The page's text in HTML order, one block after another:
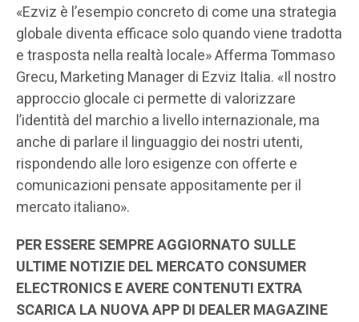
«Ezviz è l’esempio concreto di come una strategia
globale diventa efficace solo quando viene tradotta
e trasposta nella realtà locale» Afferma Tommaso
Grecu, Marketing Manager di Ezviz Italia. «Il nostro
approccio glocale ci permette di valorizzare
l’identità del marchio a livello internazionale, ma
anche di parlare il linguaggio dei nostri utenti,
rispondendo alle loro esigenze con offerte e
comunicazioni pensate appositamente per il
mercato italiano».
PER ESSERE SEMPRE AGGIORNATO SULLE
ULTIME NOTIZIE DEL MERCATO CONSUMER
ELECTRONICS E AVERE CONTENUTI EXTRA
SCARICA LA NUOVA APP DI DEALER MAGAZINE